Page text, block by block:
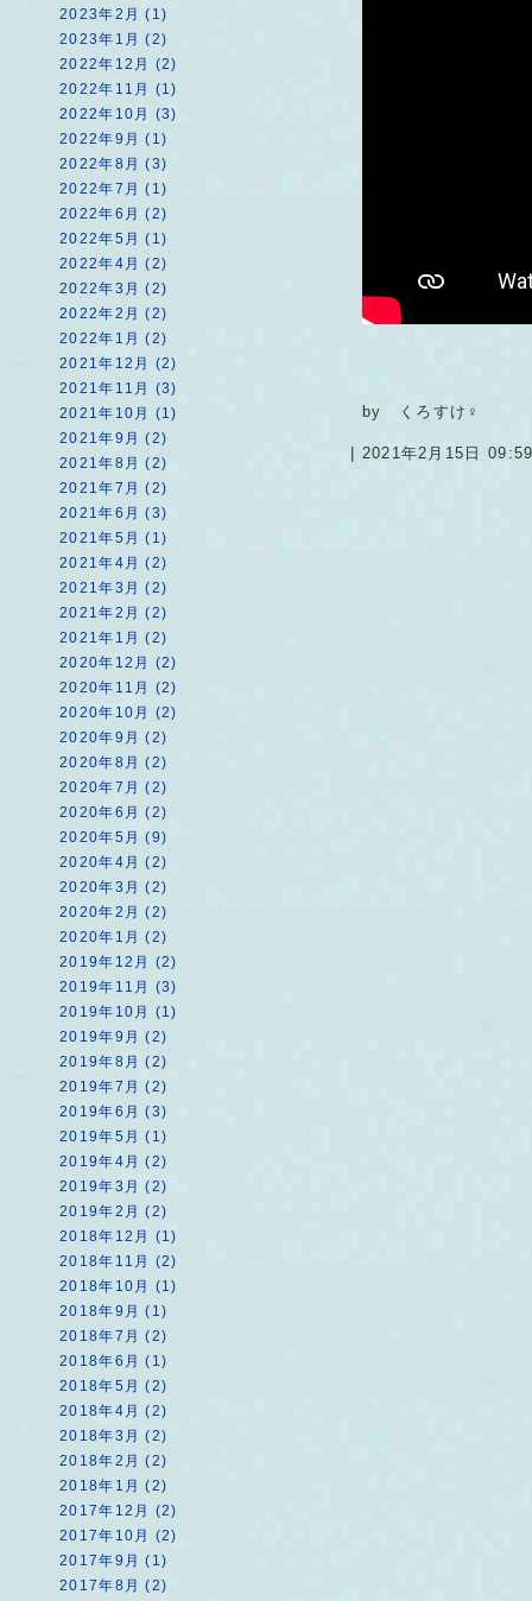
2023年2月 (1)
2023年1月 (2)
2022年12月 (2)
2022年11月 (1)
2022年10月 (3)
2022年9月 (1)
2022年8月 (3)
2022年7月 (1)
2022年6月 (2)
2022年5月 (1)
2022年4月 (2)
2022年3月 (2)
2022年2月 (2)
2022年1月 (2)
2021年12月 (2)
2021年11月 (3)
2021年10月 (1)
2021年9月 (2)
2021年8月 (2)
2021年7月 (2)
2021年6月 (3)
2021年5月 (1)
2021年4月 (2)
2021年3月 (2)
2021年2月 (2)
2021年1月 (2)
2020年12月 (2)
2020年11月 (2)
2020年10月 (2)
2020年9月 (2)
2020年8月 (2)
2020年7月 (2)
2020年6月 (2)
2020年5月 (9)
2020年4月 (2)
2020年3月 (2)
2020年2月 (2)
2020年1月 (2)
2019年12月 (2)
2019年11月 (3)
2019年10月 (1)
2019年9月 (2)
2019年8月 (2)
2019年7月 (2)
2019年6月 (3)
2019年5月 (1)
2019年4月 (2)
2019年3月 (2)
2019年2月 (2)
2018年12月 (1)
2018年11月 (2)
2018年10月 (1)
2018年9月 (1)
2018年7月 (2)
2018年6月 (1)
2018年5月 (2)
2018年4月 (2)
2018年3月 (2)
2018年2月 (2)
2018年1月 (2)
2017年12月 (2)
2017年10月 (2)
2017年9月 (1)
2017年8月 (2)
by くろすけ♀
| 2021年2月15日